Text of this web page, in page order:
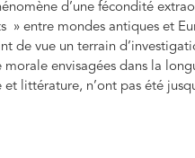
d’une fécondité
» entre mondes antiques et
de vue un terrain
morale envisagées dans la
littérature, n’ont pas été